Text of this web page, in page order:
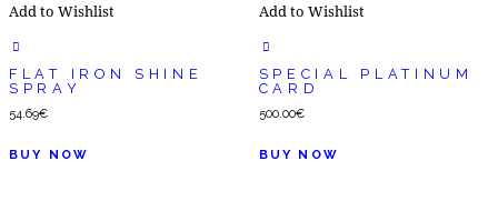
Add to Wishlist
FLAT IRON SHINE
SPRAY
54.69€
BUY NOW
Add to Wishlist
SPECIAL PLATINUM
CARD
500.00€
BUY NOW